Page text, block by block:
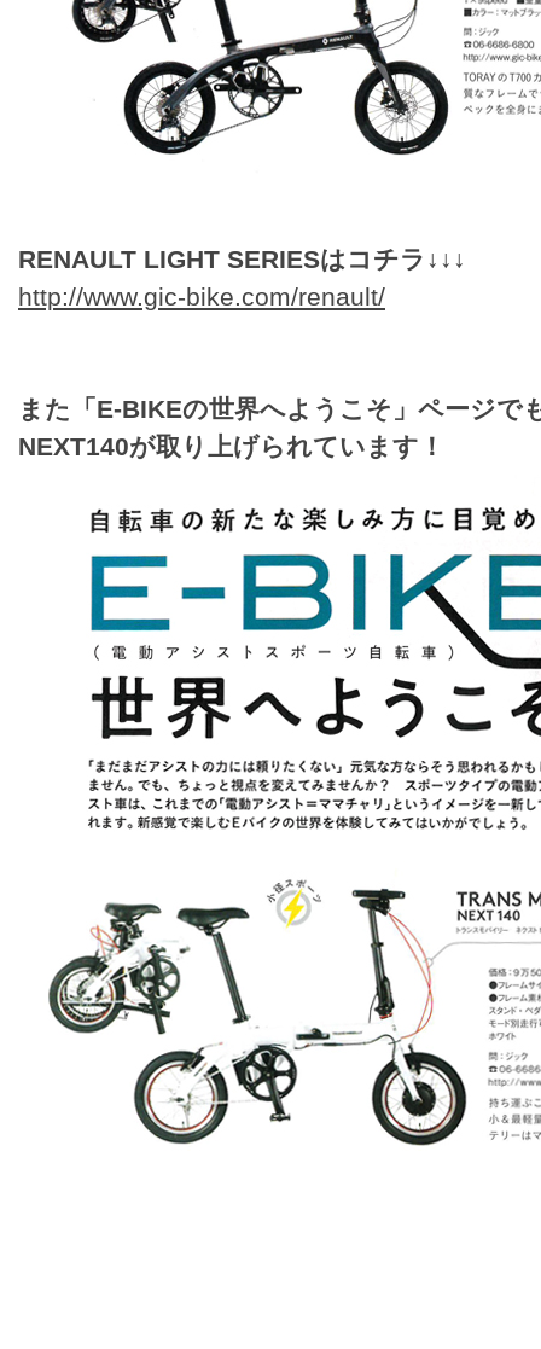
RENAULT LIGHT SERIESはコチラ↓↓↓
http://www.gic-bike.com/renault/
また「E-BIKEの世界へようこそ」ページで
NEXT140が取り上げられています！